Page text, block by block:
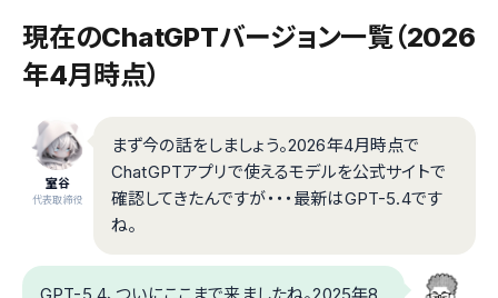
現在のChatGPTバージョン一覧（2026
年4月時点）
室谷
代表取締役
まず今の話をしましょう。2026年4月時点で
ChatGPTアプリで使えるモデルを公式サイトで
確認してきたんですが・・・最新はGPT-5.4です
ね。